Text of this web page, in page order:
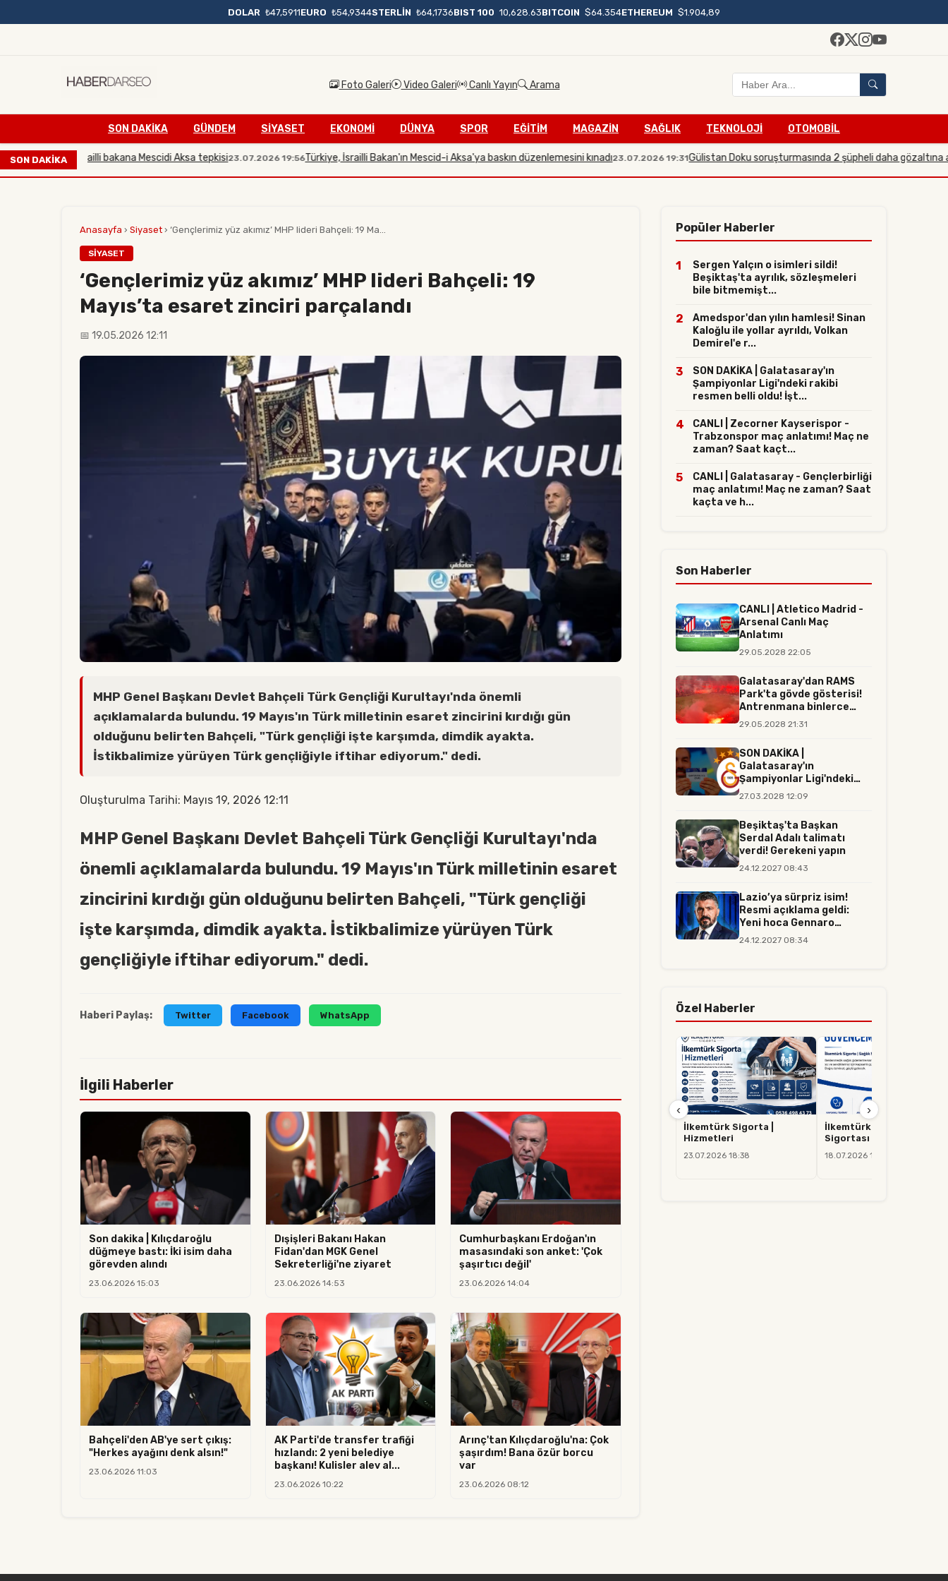
DOLAR ₺47,5911EURO ₺54,9344STERLİN ₺64,1736BIST 100 10,628.63BITCOIN $64.354ETHEREUM $1.904,89
Foto Galeri Video Galeri Canlı Yayın Arama
SON DAKIKA GÜNDEM SİYASET EKONOMİ DÜNYA SPOR EĞİTİM MAGAZİN SAĞLIK TEKNOLOJİ OTOMOBİL
SON DAKİKAİsrailli bakana Mescidi Aksa tepkisi23.07.2026 19:56Türkiye, İsrailli Bakan'ın Mescid-i Aksa'ya baskın düzenlemesini kınadı 23.07.2026 19:31Gülistan Doku soruşturmasında 2 şüpheli daha gözaltına alındı
Anasayfa › Siyaset › ‘Gençlerimiz yüz akımız’ MHP lideri Bahçeli: 19 Ma...
SIYASET
‘Gençlerimiz yüz akımız’ MHP lideri Bahçeli: 19
Mayıs’ta esaret zinciri parçalandı
📅 19.05.2026 12:11
MHP Genel Başkanı Devlet Bahçeli Türk Gençliği Kurultayı'nda önemli
açıklamalarda bulundu. 19 Mayıs'ın Türk milletinin esaret zincirini kırdığı gün
olduğunu belirten Bahçeli, "Türk gençliği işte karşımda, dimdik ayakta.
İstikbalimize yürüyen Türk gençliğiyle iftihar ediyorum." dedi.
Oluşturulma Tarihi: Mayıs 19, 2026 12:11
MHP Genel Başkanı Devlet Bahçeli Türk Gençliği Kurultayı'nda
önemli açıklamalarda bulundu. 19 Mayıs'ın Türk milletinin esaret
zincirini kırdığı gün olduğunu belirten Bahçeli, "Türk gençliği
işte karşımda, dimdik ayakta. İstikbalimize yürüyen Türk
gençliğiyle iftihar ediyorum." dedi.
Haberi Paylaş: Twitter Facebook WhatsApp
İlgili Haberler
Son dakika | Kılıçdaroğlu
düğmeye bastı: İki isim daha
görevden alındı
23.06.2026 15:03
Dışişleri Bakanı Hakan
Fidan'dan MGK Genel
Sekreterliği'ne ziyaret
23.06.2026 14:53
Cumhurbaşkanı Erdoğan'ın
masasındaki son anket: 'Çok
şaşırtıcı değil'
23.06.2026 14:04
Bahçeli'den AB'ye sert çıkış:
"Herkes ayağını denk alsın!"
23.06.2026 11:03
AK Parti'de transfer trafiği
hızlandı: 2 yeni belediye
başkanı! Kulisler alev al...
23.06.2026 10:22
Arınç'tan Kılıçdaroğlu'na: Çok
şaşırdım! Bana özür borcu
var
23.06.2026 08:12
Popüler Haberler
1
Sergen Yalçın o isimleri sildi!
Beşiktaş'ta ayrılık, sözleşmeleri
bile bitmemişt...
2
Amedspor'dan yılın hamlesi! Sinan
Kaloğlu ile yollar ayrıldı, Volkan
Demirel'e r...
3
SON DAKİKA | Galatasaray'ın
Şampiyonlar Ligi'ndeki rakibi
resmen belli oldu! İşt...
4
CANLI | Zecorner Kayserispor -
Trabzonspor maç anlatımı! Maç ne
zaman? Saat kaçt...
5
CANLI | Galatasaray - Gençlerbirliği
maç anlatımı! Maç ne zaman? Saat
kaçta ve h...
Son Haberler
CANLI | Atletico Madrid -
Arsenal Canlı Maç
Anlatımı
29.05.2028 22:05
Galatasaray'dan RAMS
Park'ta gövde gösterisi!
Antrenmana binlerce
tara...
29.05.2028 21:31
SON DAKİKA |
Galatasaray'ın
Şampiyonlar Ligi'ndeki
rakibi resmen belli...
27.03.2028 12:09
Beşiktaş'ta Başkan
Serdal Adalı talimatı
verdi! Gerekeni yapın
24.12.2027 08:43
Lazio’ya sürpriz isim!
Resmi açıklama geldi:
Yeni hoca Gennaro
Gattuso...
24.12.2027 08:34
Özel Haberler
İlkemtürk Sigorta |
Hizmetleri
23.07.2026 18:38
İlkemtürk Sigorta | Sağlık
Sigortası
18.07.2026 14:37
‹ ›